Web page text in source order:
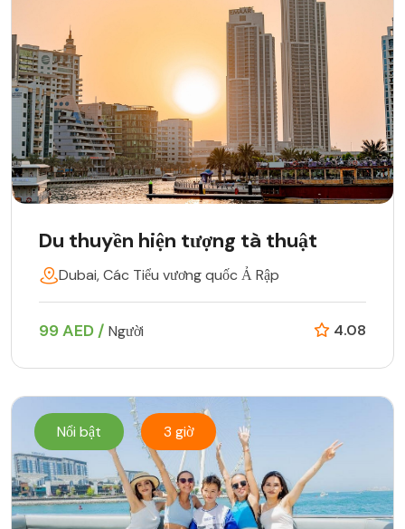
Du thuyền hiện tượng tà thuật
Dubai, Các Tiểu vương quốc Ả Rập
99 AED / Người 4.08
Nổi bật 3 giờ